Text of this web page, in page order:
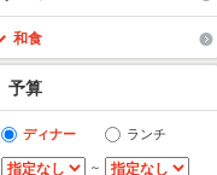
和食
予算
ディナー ランチ
～